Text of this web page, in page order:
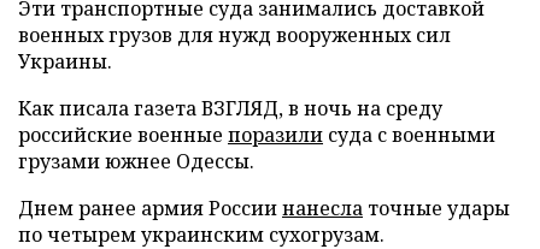
Эти транспортные суда занимались доставкой
военных грузов для нужд вооруженных сил
Украины.
Как писала газета ВЗГЛЯД, в ночь на среду
российские военные поразили суда с военными
грузами южнее Одессы.
Днем ранее армия Россиинанесла точные удары
по четырем украинским сухогрузам.